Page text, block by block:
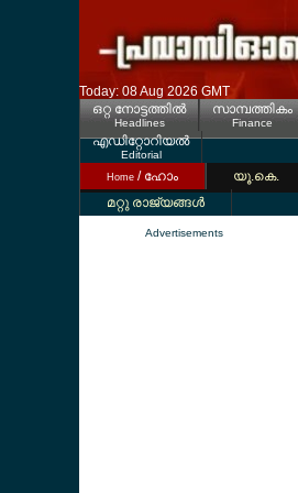
Today: 08 Aug 2026 GMT
ഒറ്റ നോട്ടത്തില്‍
Headlines
സാമ്പത്തികം
Finance
എഡിറ്റോറിയല്‍
Editorial
Home / ഹോം യൂ.കെ.
മറ്റു രാജ്യങ്ങള്‍
Advertisements